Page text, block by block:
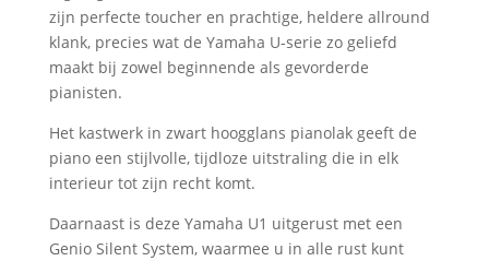
zijn perfecte toucher en prachtige, heldere allround
klank, precies wat de Yamaha U-serie zo geliefd
maakt bij zowel beginnende als gevorderde
pianisten.
Het kastwerk in zwart hoogglans pianolak geeft de
piano een stijlvolle, tijdloze uitstraling die in elk
interieur tot zijn recht komt.
Daarnaast is deze Yamaha U1 uitgerust met een
Genio Silent System, waarmee u in alle rust kunt